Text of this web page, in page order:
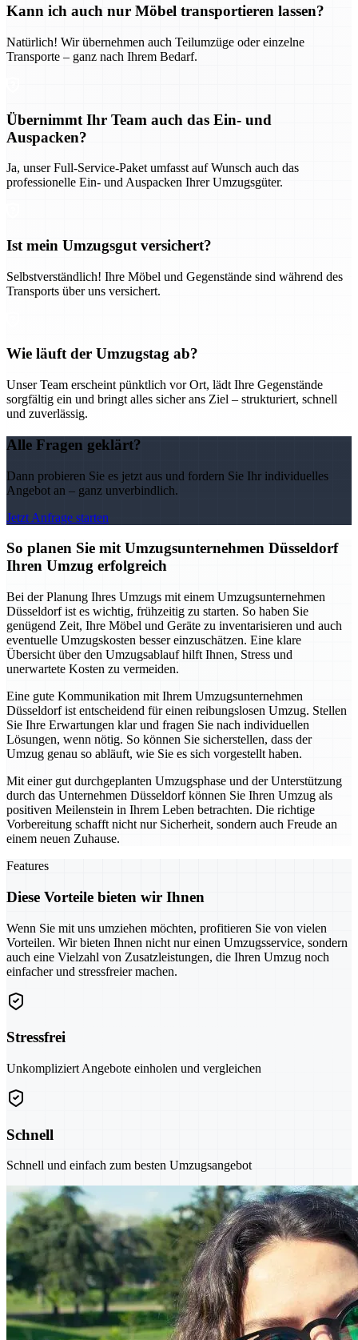
Kann ich auch nur Möbel transportieren lassen?
Natürlich! Wir übernehmen auch Teilumzüge oder einzelne
Transporte – ganz nach Ihrem Bedarf.
Übernimmt Ihr Team auch das Ein- und
Auspacken?
Ja, unser Full-Service-Paket umfasst auf Wunsch auch das
professionelle Ein- und Auspacken Ihrer Umzugsgüter.
Ist mein Umzugsgut versichert?
Selbstverständlich! Ihre Möbel und Gegenstände sind während des
Transports über uns versichert.
Wie läuft der Umzugstag ab?
Unser Team erscheint pünktlich vor Ort, lädt Ihre Gegenstände
sorgfältig ein und bringt alles sicher ans Ziel – strukturiert, schnell
und zuverlässig.
Alle Fragen geklärt?
Dann probieren Sie es jetzt aus und fordern Sie Ihr individuelles
Angebot an – ganz unverbindlich.
Jetzt Anfrage starten
So planen Sie mit Umzugsunternehmen Düsseldorf
Ihren Umzug erfolgreich
Bei der Planung Ihres Umzugs mit einem Umzugsunternehmen
Düsseldorf ist es wichtig, frühzeitig zu starten. So haben Sie
genügend Zeit, Ihre Möbel und Geräte zu inventarisieren und auch
eventuelle Umzugskosten besser einzuschätzen. Eine klare
Übersicht über den Umzugsablauf hilft Ihnen, Stress und
unerwartete Kosten zu vermeiden.
Eine gute Kommunikation mit Ihrem Umzugsunternehmen
Düsseldorf ist entscheidend für einen reibungslosen Umzug. Stellen
Sie Ihre Erwartungen klar und fragen Sie nach individuellen
Lösungen, wenn nötig. So können Sie sicherstellen, dass der
Umzug genau so abläuft, wie Sie es sich vorgestellt haben.
Mit einer gut durchgeplanten Umzugsphase und der Unterstützung
durch das Unternehmen Düsseldorf können Sie Ihren Umzug als
positiven Meilenstein in Ihrem Leben betrachten. Die richtige
Vorbereitung schafft nicht nur Sicherheit, sondern auch Freude an
einem neuen Zuhause.
Features
Diese Vorteile bieten wir Ihnen
Wenn Sie mit uns umziehen möchten, profitieren Sie von vielen
Vorteilen. Wir bieten Ihnen nicht nur einen Umzugsservice, sondern
auch eine Vielzahl von Zusatzleistungen, die Ihren Umzug noch
einfacher und stressfreier machen.
Stressfrei
Unkompliziert Angebote einholen und vergleichen
Schnell
Schnell und einfach zum besten Umzugsangebot